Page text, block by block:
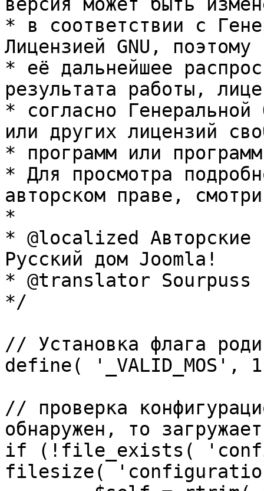
* в соответствии с
Лицензией GNU, поэтому
* её дальнейшее
результата работы,
* согласно Генеральной
или других лицензий
* программ или
* Для просмотра
авторском праве,
*
* @localized Авторские
Русский дом Joomla!
* @translator Sourpuss
*/
// Установка флага
define( '_VALID_MOS',
// проверка
обнаружен, то
if (!file_exists(
filesize(